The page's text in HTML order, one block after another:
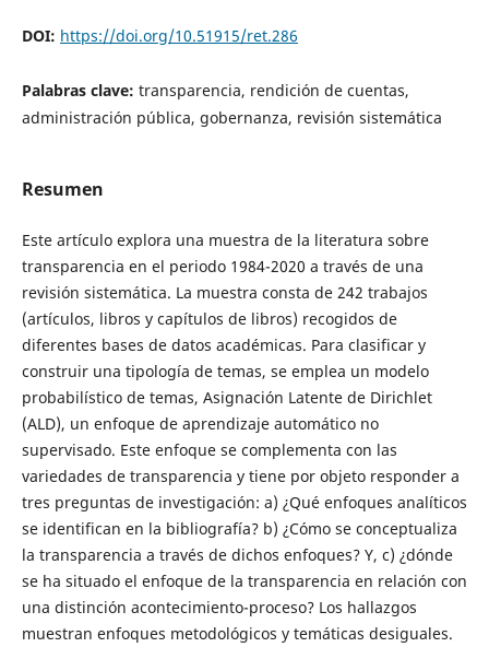
DOI: https://doi.org/10.51915/ret.286
Palabras clave: transparencia, rendición de cuentas,
administración pública, gobernanza, revisión sistemática
Resumen
Este artículo explora una muestra de la literatura sobre
transparencia en el periodo 1984-2020 a través de una
revisión sistemática. La muestra consta de 242 trabajos
(artículos, libros y capítulos de libros) recogidos de
diferentes bases de datos académicas. Para clasificar y
construir una tipología de temas, se emplea un modelo
probabilístico de temas, Asignación Latente de Dirichlet
(ALD), un enfoque de aprendizaje automático no
supervisado. Este enfoque se complementa con las
variedades de transparencia y tiene por objeto responder a
tres preguntas de investigación: a) ¿Qué enfoques analíticos
se identifican en la bibliografía? b) ¿Cómo se conceptualiza
la transparencia a través de dichos enfoques? Y, c) ¿dónde
se ha situado el enfoque de la transparencia en relación con
una distinción acontecimiento-proceso? Los hallazgos
muestran enfoques metodológicos y temáticas desiguales.